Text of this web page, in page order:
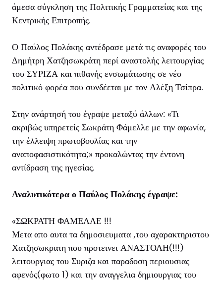
άμεσα σύγκληση της Πολιτικής Γραμματείας και της
Κεντρικής Επιτροπής.
Ο Παύλος Πολάκης αντέδρασε μετά τις αναφορές του
Δημήτρη Χατζησωκράτη περί αναστολής λειτουργίας
του ΣΥΡΙΖΑ και πιθανής ενσωμάτωσης σε νέο
πολιτικό φορέα που συνδέεται με τον Αλέξη Τσίπρα.
Στην ανάρτησή του έγραψε μεταξύ άλλων: «Τι
ακριβώς υπηρετείς Σωκράτη Φάμελλε με την αφωνία,
την έλλειψη πρωτοβουλίας και την
αναποφασιστικότητα;» προκαλώντας την έντονη
αντίδραση της ηγεσίας.
Αναλυτικότερα ο Παύλος Πολάκης έγραψε:
«ΣΩΚΡΑΤΗ ΦΑΜΕΛΛΕ !!!
Μετα απο αυτα τα δημοσιευματα ,του αχαρακτηριστου
Χατζησωκρατη που προτεινει ΑΝΑΣΤΟΛΗ(!!!)
λειτουργιας του Συριζα και παραδοση περιουσιας
αφενός(φωτο 1) και την αναγγελια δημιουργιας του